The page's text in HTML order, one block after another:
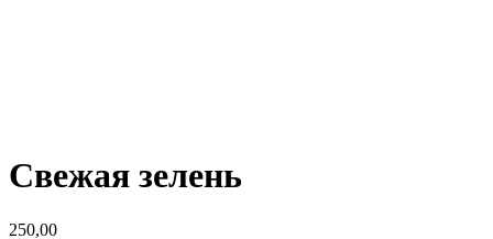
Свежая зелень
250,00